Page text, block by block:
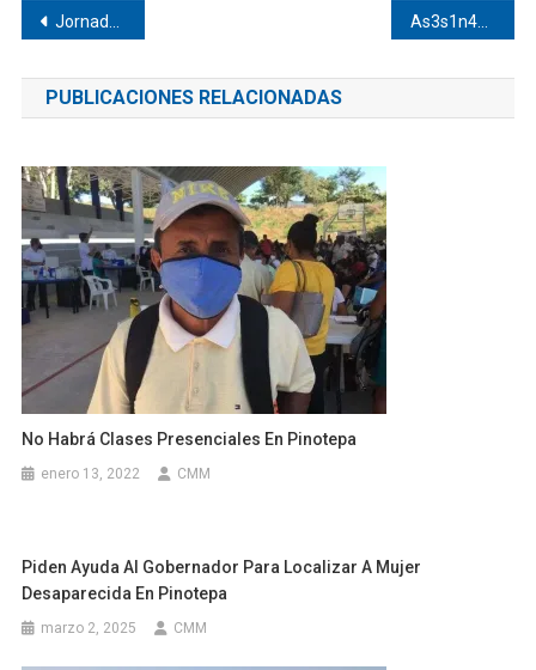
Navegación
de
entradas
Jornada de salud llegará a Arroyo del Pote As3s1n4d#0 era de El Chivo
PUBLICACIONES RELACIONADAS
No Habrá Clases Presenciales En Pinotepa
enero 13, 2022 CMM
Piden Ayuda Al Gobernador Para Localizar A Mujer
Desaparecida En Pinotepa
marzo 2, 2025 CMM